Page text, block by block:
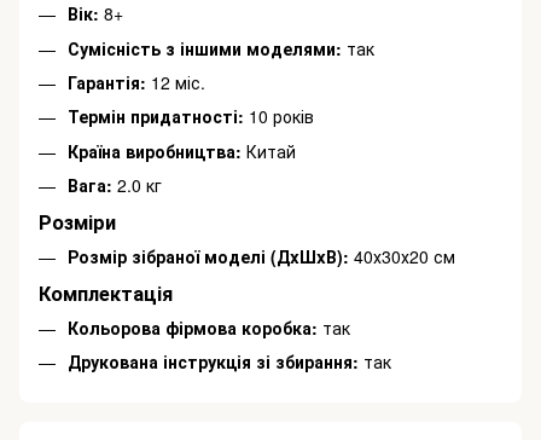
Вік: 8+
Сумісність з іншими моделями: так
Гарантія: 12 міс.
Термін придатності: 10 років
Країна виробництва: Китай
Вага: 2.0 кг
Розміри
Розмір зібраної моделі (ДxШxВ): 40х30х20 см
Комплектація
Кольорова фірмова коробка: так
Друкована інструкція зі збирання: так